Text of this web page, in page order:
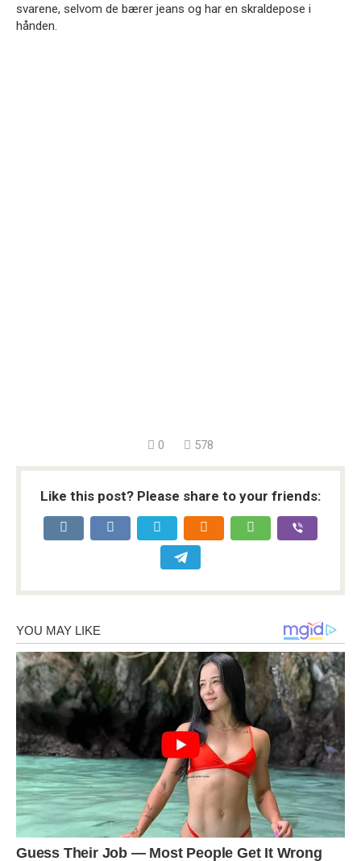
svarene, selvom de bærer jeans og har en skraldepose i
hånden.
0 578
Like this post? Please share to your friends: